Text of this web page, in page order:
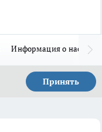
Информация о нас
Принять